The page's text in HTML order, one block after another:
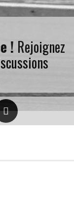
! Rejoignez